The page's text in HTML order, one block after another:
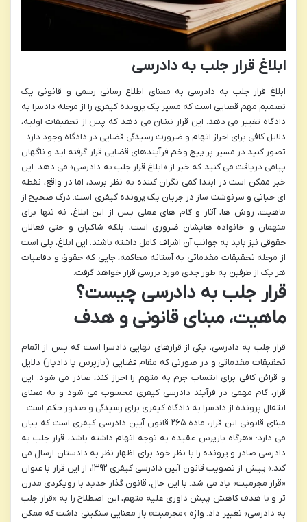
ابلاغ قرار جلب به دادرسی
ابلاغ قرار جلب به دادرسی به معنای اطلاع رسانی رسمی و قانونی یک
تصمیم مهم قضایی است که مسیر یک پرونده کیفری را از مرحله دادسرا به
دادگاه تغییر می دهد. این قرار نشان می دهد که پس از تحقیقات اولیه،
دلایل کافی برای احراز اتهام و ضرورت رسیدگی قضایی در دادگاه وجود دارد.
تصور کنید در مسیر پر پیچ وخم فرآیندهای قضایی قرار گرفته اید و ناگهان
پیامی دریافت می کنید که خبر از «ابلاغ قرار جلب به دادرسی» می دهد. این
خبر ممکن است در ابتدا کمی نگران کننده به نظر برسد، اما در واقع، نقطه
ای حیاتی و سرنوشت ساز در جریان یک پرونده کیفری است. درک صحیح از
ماهیت، روش ها، آثار و گام های عملی پس از این ابلاغ، نه تنها برای
متهمان و خانواده هایشان ضروری است، بلکه شاکیان و حتی فعالان
حقوقی نیز باید به جوانب آن اشراف کامل داشته باشند. این ابلاغ، پلی است
از مرحله تحقیقات مقدماتی به آستانه محاکمه، جایی که حقوق و دفاعیات
هر یک از طرفین به طور جدی مورد بررسی قرار خواهد گرفت.
قرار جلب به دادرسی چیست؟
ماهیت، مبنای قانونی و هدف
قرار جلب به دادرسی، یکی از قرارهای نهایی دادسرا است که پس از اتمام
تحقیقات مقدماتی و در صورتی که مقام قضایی (بازپرس یا دادیار) دلایل
و قرائن کافی برای انتساب جرم به متهم را احراز کند، صادر می شود. این
قرار، گام مهمی در فرآیند دادرسی کیفری محسوب می شود و به معنای
انتقال پرونده از دادسرا به دادگاه کیفری برای رسیدگی و صدور حکم است.
مبنای قانونی این قرار، ماده ۲۶۵ قانون آیین دادرسی کیفری است که بیان
می دارد: «هرگاه بازپرس عقیده به توجه اتهام داشته باشد، قرار جلب به
دادرسی صادر و پرونده را با نظر خود برای اظهار نظر به دادستان ارسال می
کند.» پیش از تصویب قانون آیین دادرسی کیفری ۱۳۹۲، از این قرار با عنوان
«قرار مجرمیت» یاد می شد. با این حال، قانون گذار جدید با رویکردی مدرن
تر و با هدف کاهش پیش داوری علیه متهم، این اصطلاح را به «قرار جلب
به دادرسی» تغییر داد. واژه «مجرمیت» بار معنایی سنگینی داشت که ممکن